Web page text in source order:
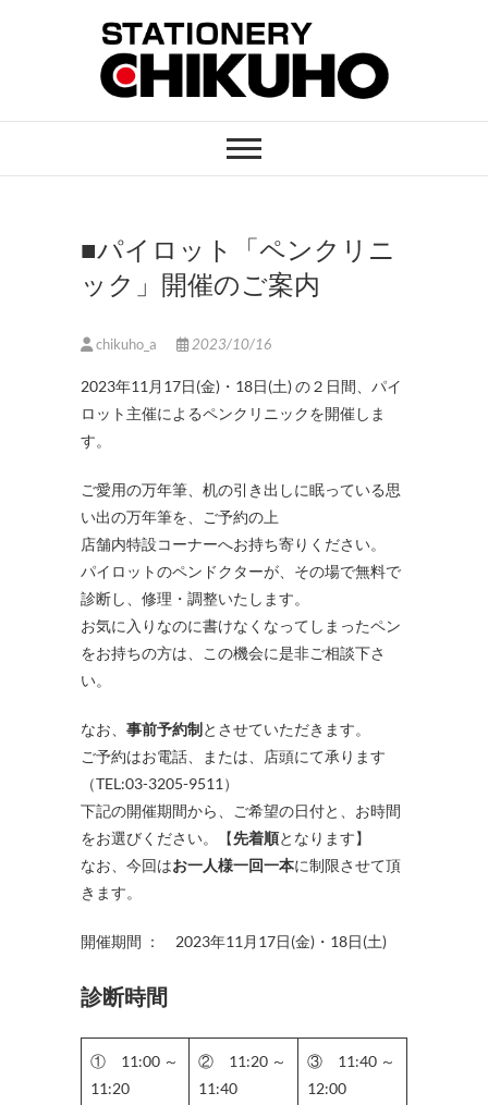
STATIONERY
CHIKUHO
■パイロット「ペンクリニ
ック」開催のご案内
chikuho_a 2023/10/16
2023年11月17日(金)・18日(土) の２日間、パイ
ロット主催によるペンクリニックを開催しま
す。
ご愛用の万年筆、机の引き出しに眠っている思
い出の万年筆を、ご予約の上
店舗内特設コーナーへお持ち寄りください。
パイロットのペンドクターが、その場で無料で
診断し、修理・調整いたします。
お気に入りなのに書けなくなってしまったペン
をお持ちの方は、この機会に是非ご相談下さ
い。
なお、 事前予約制とさせていただきます。
ご予約はお電話、または、店頭にて承ります
（TEL:03-3205-9511）
下記の開催期間から、ご希望の日付と、お時間
をお選びください。【先着順となります】
なお、今回はお一人様一回一本に制限させて頂
きます。
開催期間 ： 2023年11月17日(金)・18日(土)
診断時間
① 11:00 ～
11:20
② 11:20 ～
11:40
③ 11:40 ～
12:00